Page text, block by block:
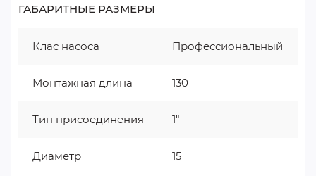
ГАБАРИТНЫЕ РАЗМЕРЫ
Клас насоса Профессиональный
Монтажная длина 130
Тип присоединения 1"
Диаметр 15